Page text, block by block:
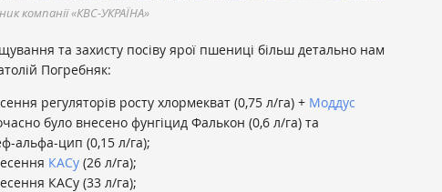
компанії «КВС-УКРАЇНА»
та захисту посіву ярої пшениці більш детально нам
Погребняк:
регуляторів росту хлормекват (0,75 л/га) + Моддус
було внесено фунгіцид Фалькон (0,6 л/га) та
альфа-цип (0,15 л/га);
КАСу (26 л/га);
КАСу (33 л/га);